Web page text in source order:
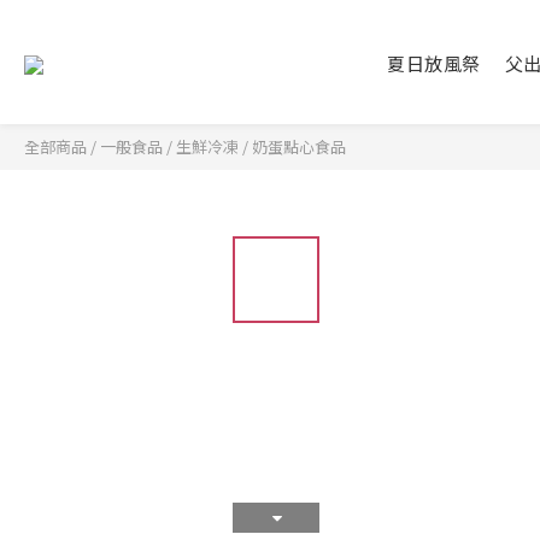
夏日放風祭 父
全部商品 / 一般食品 / 生鮮冷凍 / 奶蛋點心食品